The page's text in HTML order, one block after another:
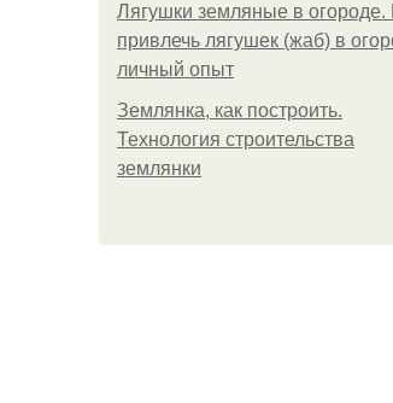
Лягушки земляные в огороде.
привлечь лягушек (жаб) в
личный опыт
Землянка, как построить.
Технология строительства
землянки